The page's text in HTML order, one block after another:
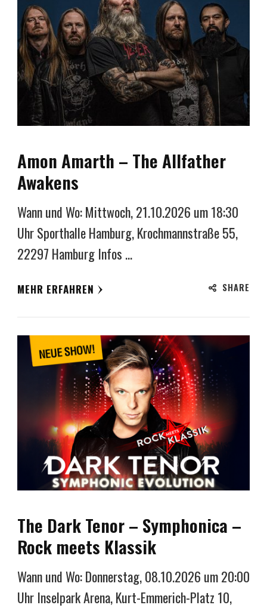
Amon Amarth – The Allfather
Awakens
Wann und Wo: Mittwoch, 21.10.2026 um 18:30
Uhr Sporthalle Hamburg, Krochmannstraße 55,
22297 Hamburg Infos …
MEHR ERFAHREN SHARE
The Dark Tenor – Symphonica –
Rock meets Klassik
Wann und Wo: Donnerstag, 08.10.2026 um 20:00
Uhr Inselpark Arena, Kurt-Emmerich-Platz 10,